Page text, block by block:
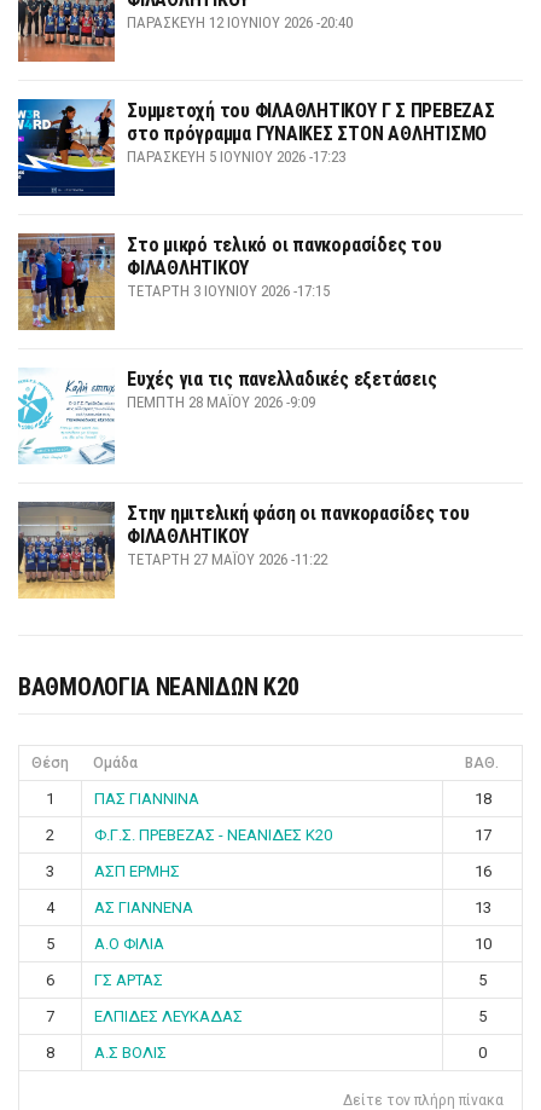
ΠΑΡΑΣΚΕΥΉ 12 ΙΟΥΝΊΟΥ 2026 -20:40
Συμμετοχή του ΦΙΛΑΘΛΗΤΙΚΟΥ Γ Σ ΠΡΕΒΕΖΑΣ
στο πρόγραμμα ΓΥΝΑΙΚΕΣ ΣΤΟΝ ΑΘΛΗΤΙΣΜΟ
ΠΑΡΑΣΚΕΥΉ 5 ΙΟΥΝΊΟΥ 2026 -17:23
Στο μικρό τελικό οι πανκορασίδες του
ΦΙΛΑΘΛΗΤΙΚΟΥ
ΤΕΤΆΡΤΗ 3 ΙΟΥΝΊΟΥ 2026 -17:15
Ευχές για τις πανελλαδικές εξετάσεις
ΠΈΜΠΤΗ 28 ΜΑΪ́ΟΥ 2026 -9:09
Στην ημιτελική φάση οι πανκορασίδες του
ΦΙΛΑΘΛΗΤΙΚΟΥ
ΤΕΤΆΡΤΗ 27 ΜΑΪ́ΟΥ 2026 -11:22
ΒΑΘΜΟΛΟΓΙΑ ΝΕΑΝΙΔΩΝ Κ20
Θέση Ομάδα ΒΑΘ.
1 ΠΑΣ ΓΙΑΝΝΙΝΑ
18
2
Φ.Γ.Σ. ΠΡΕΒΕΖΑΣ - ΝΕΑΝΙΔΕΣ Κ20
17
3
ΑΣΠ ΕΡΜΗΣ
16
4
ΑΣ ΓΙΑΝΝΕΝΑ
13
5
Α.Ο ΦΙΛΙΑ
10
6
ΓΣ ΑΡΤΑΣ
5
7
ΕΛΠΙΔΕΣ ΛΕΥΚΑΔΑΣ
5
8
Α.Σ ΒΟΛΙΣ 0
Δείτε τον πλήρη πίνακα